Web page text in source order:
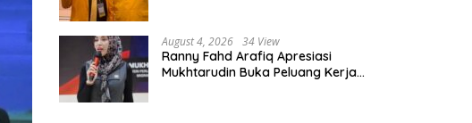
August 4, 2026 34 View
Ranny Fahd Arafiq Apresiasi
Mukhtarudin Buka Peluang Kerja